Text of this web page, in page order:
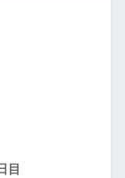
目